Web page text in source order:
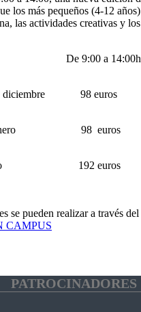
los más pequeños (4-12
las actividades creativas y
De 9:00 a
29 de diciembre
5 de enero
se pueden realizar a través
CAMPUS
PATROCINADORES